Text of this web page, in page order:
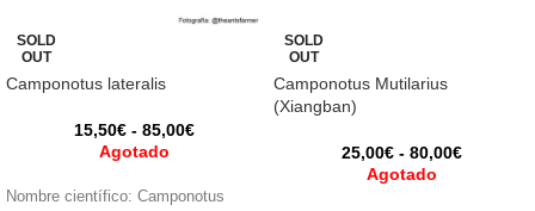
SOLD
OUT
Camponotus lateralis
15,50€ - 85,00€
Agotado
Nombre científico: Camponotus
SOLD
OUT
Camponotus Mutilarius
(Xiangban)
25,00€ - 80,00€
Agotado